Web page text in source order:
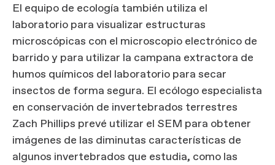
El equipo de ecología también utiliza el
laboratorio para visualizar estructuras
microscópicas con el microscopio electrónico de
barrido y para utilizar la campana extractora de
humos químicos del laboratorio para secar
insectos de forma segura. El ecólogo especialista
en conservación de invertebrados terrestres
Zach Phillips prevé utilizar el SEM para obtener
imágenes de las diminutas características de
algunos invertebrados que estudia, como las